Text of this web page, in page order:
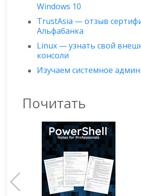
Windows 10
TrustAsia — отзыв
Альфабанка
Linux — узнать свой
консоли
Изучаем системное
Почитать